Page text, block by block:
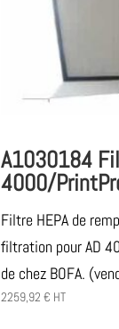
A1030184
4000/
Filtre HEPA de
filtration pour AD
de chez BOFA.
2259,92 € HT